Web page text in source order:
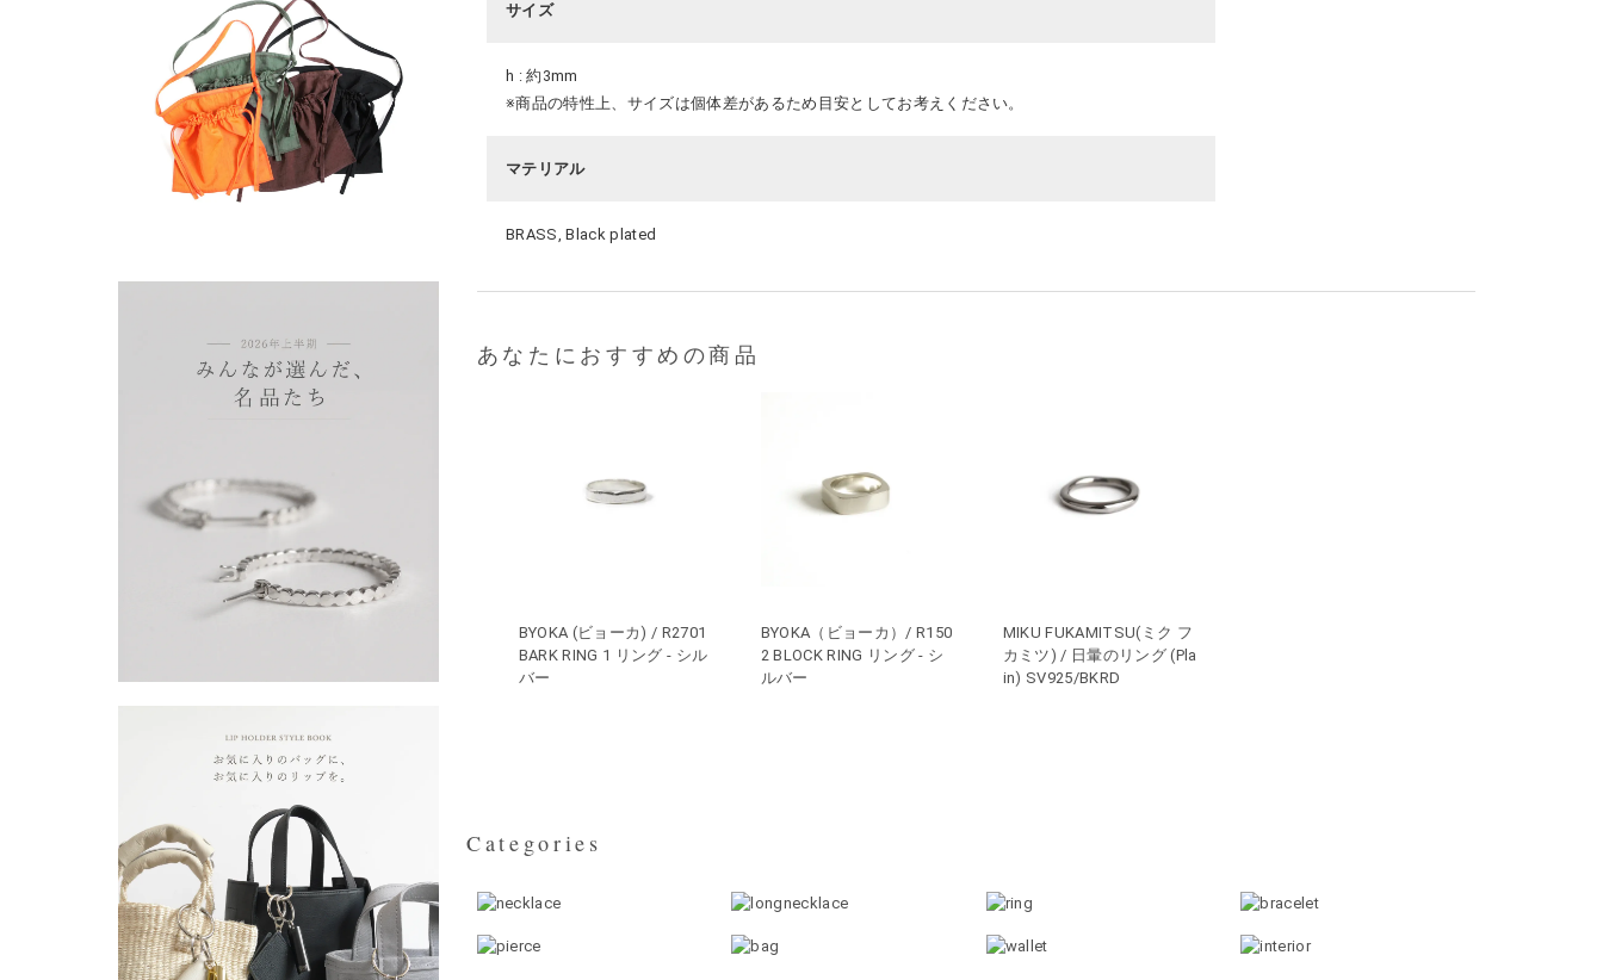
サイズ
h : 約3mm
※商品の特性上、サイズは個体差があるため目安としてお考えください。
マテリアル
BRASS, Black plated
あなたにおすすめの商品
BYOKA (ビョーカ) / R2701
BARK RING 1 リング - シル
バー
BYOKA（ビョーカ）/ R150
2 BLOCK RING リング - シ
ルバー
MIKU FUKAMITSU(ミク フ
カミツ) / 日暈のリング (Pla
in) SV925/BKRD
Categories